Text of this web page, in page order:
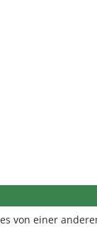
von einer